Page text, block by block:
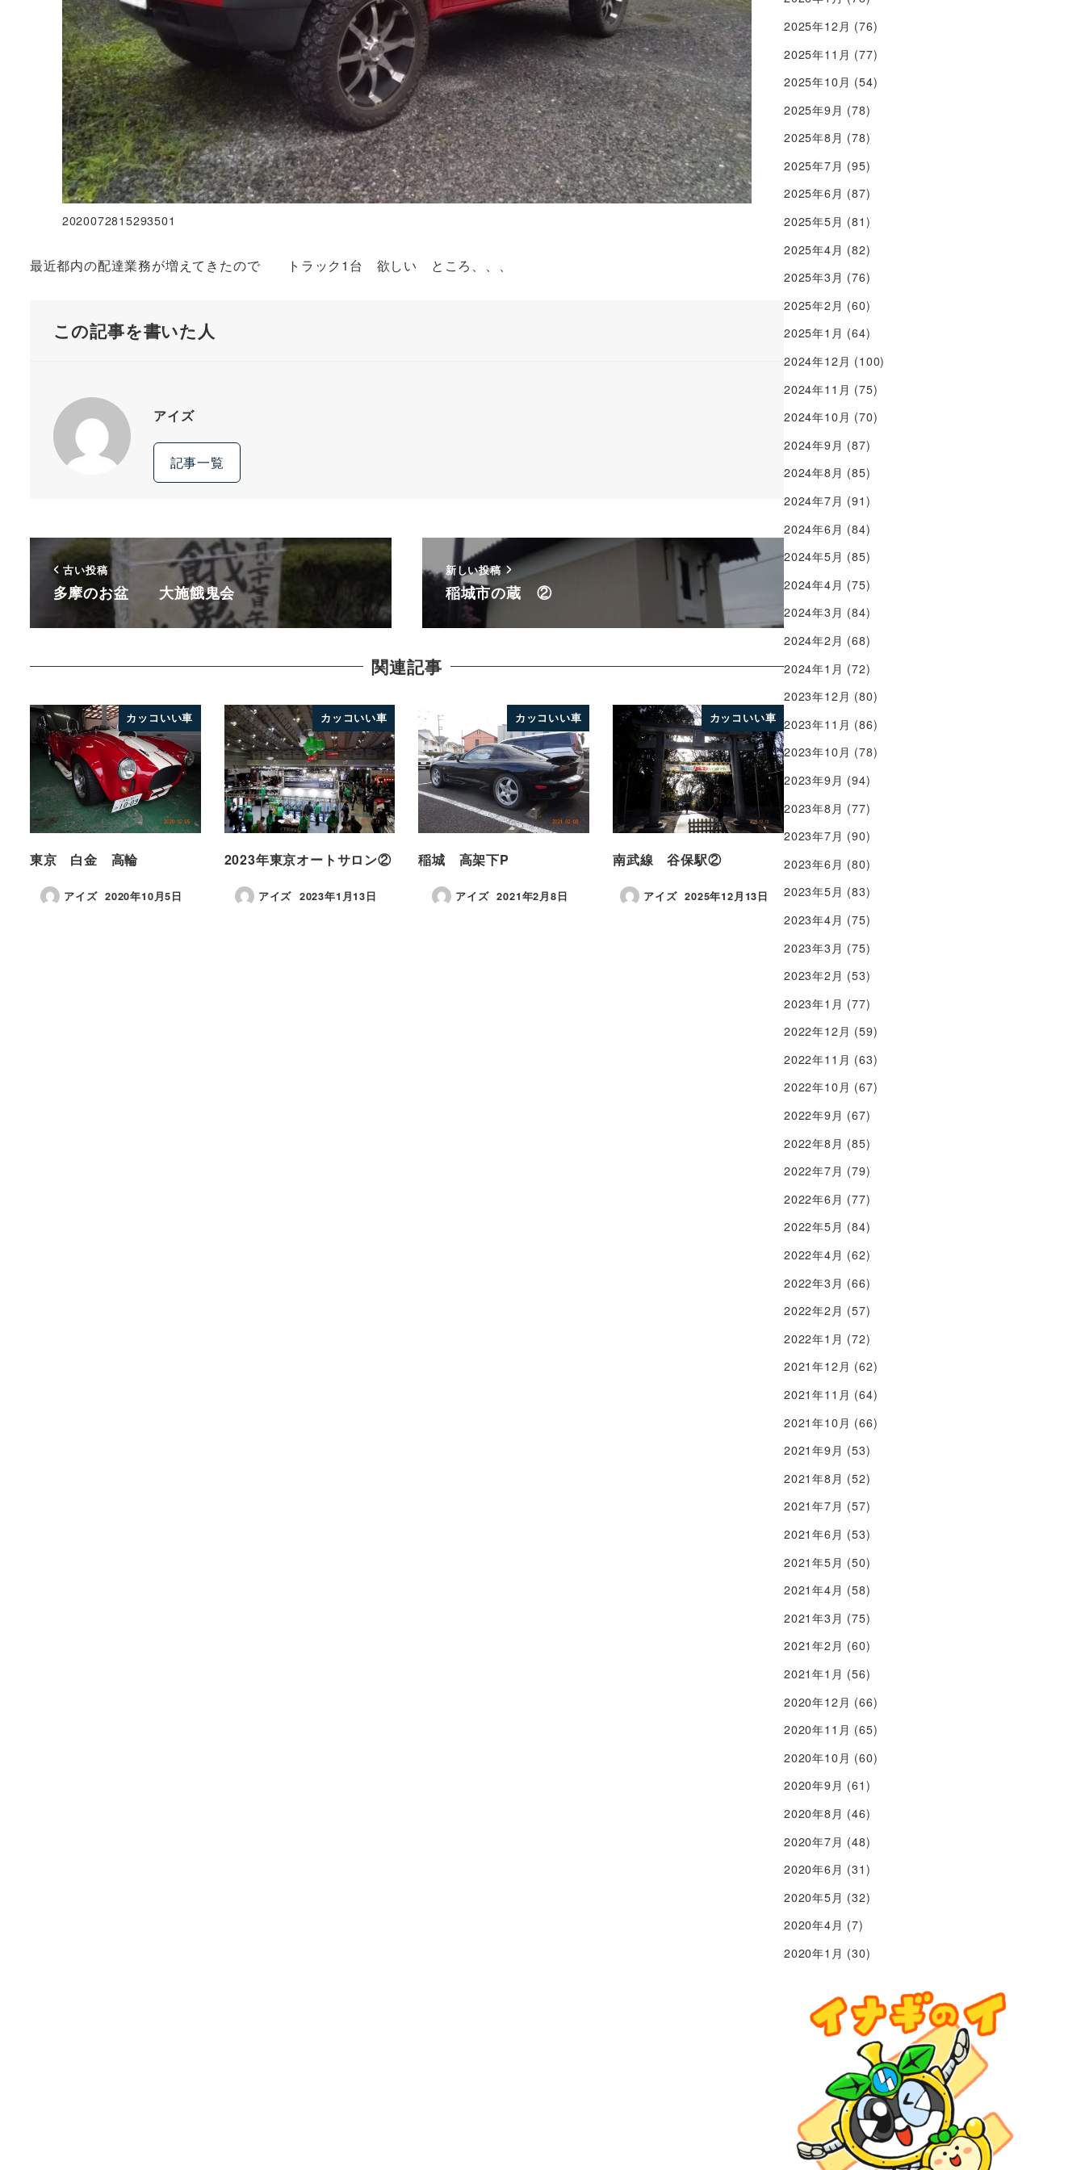
2020072815293501
最近都内の配達業務が増えてきたので トラック1台 欲しい ところ、、、
この記事を書いた人
アイズ
記事一覧
古い投稿
多摩のお盆 大施餓鬼会
新しい投稿
稲城市の蔵 ②
関連記事
カッコいい車
東京 白金 高輪
アイズ 2020年10月5日
カッコいい車
2023年東京オートサロン②
アイズ 2023年1月13日
カッコいい車
稲城 高架下P
アイズ 2021年2月8日
カッコいい車
南武線 谷保駅②
アイズ 2025年12月13日
2025年12月 (76)
2025年11月 (77)
2025年10月 (54)
2025年9月 (78)
2025年8月 (78)
2025年7月 (95)
2025年6月 (87)
2025年5月 (81)
2025年4月 (82)
2025年3月 (76)
2025年2月 (60)
2025年1月 (64)
2024年12月 (100)
2024年11月 (75)
2024年10月 (70)
2024年9月 (87)
2024年8月 (85)
2024年7月 (91)
2024年6月 (84)
2024年5月 (85)
2024年4月 (75)
2024年3月 (84)
2024年2月 (68)
2024年1月 (72)
2023年12月 (80)
2023年11月 (86)
2023年10月 (78)
2023年9月 (94)
2023年8月 (77)
2023年7月 (90)
2023年6月 (80)
2023年5月 (83)
2023年4月 (75)
2023年3月 (75)
2023年2月 (53)
2023年1月 (77)
2022年12月 (59)
2022年11月 (63)
2022年10月 (67)
2022年9月 (67)
2022年8月 (85)
2022年7月 (79)
2022年6月 (77)
2022年5月 (84)
2022年4月 (62)
2022年3月 (66)
2022年2月 (57)
2022年1月 (72)
2021年12月 (62)
2021年11月 (64)
2021年10月 (66)
2021年9月 (53)
2021年8月 (52)
2021年7月 (57)
2021年6月 (53)
2021年5月 (50)
2021年4月 (58)
2021年3月 (75)
2021年2月 (60)
2021年1月 (56)
2020年12月 (66)
2020年11月 (65)
2020年10月 (60)
2020年9月 (61)
2020年8月 (46)
2020年7月 (48)
2020年6月 (31)
2020年5月 (32)
2020年4月 (7)
2020年1月 (30)